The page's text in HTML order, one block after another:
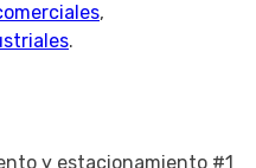
,
.
y estacionamiento #1